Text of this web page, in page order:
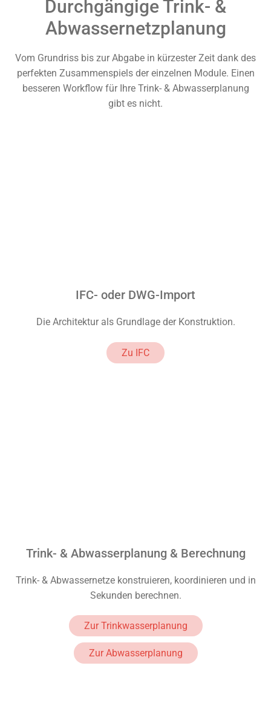
Durchgängige Trink- &
Abwassernetzplanung
Vom Grundriss bis zur Abgabe in kürzester Zeit dank des
perfekten Zusammenspiels der einzelnen Module. Einen
besseren Workflow für Ihre Trink- & Abwasserplanung
gibt es nicht.
IFC- oder DWG-Import
Die Architektur als Grundlage der Konstruktion.
Zu IFC
Trink- & Abwasserplanung & Berechnung
Trink- & Abwassernetze konstruieren, koordinieren und in
Sekunden berechnen.
Zur Trinkwasserplanung
Zur Abwasserplanung